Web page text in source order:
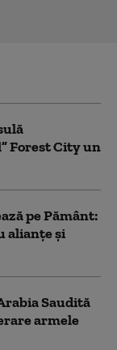
Forest City un
pe Pământ:
alianțe și
Saudită
armele